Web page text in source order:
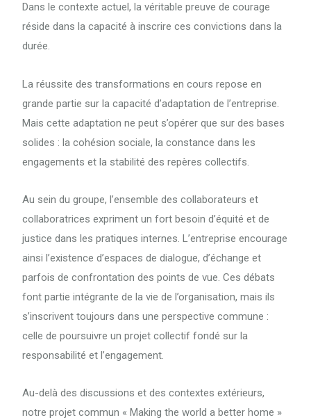
Dans le contexte actuel, la véritable preuve de courage
réside dans la capacité à inscrire ces convictions dans la
durée.
La réussite des transformations en cours repose en
grande partie sur la capacité d’adaptation de l’entreprise.
Mais cette adaptation ne peut s’opérer que sur des bases
solides : la cohésion sociale, la constance dans les
engagements et la stabilité des repères collectifs.
Au sein du groupe, l’ensemble des collaborateurs et
collaboratrices expriment un fort besoin d’équité et de
justice dans les pratiques internes. L’entreprise encourage
ainsi l’existence d’espaces de dialogue, d’échange et
parfois de confrontation des points de vue. Ces débats
font partie intégrante de la vie de l’organisation, mais ils
s’inscrivent toujours dans une perspective commune :
celle de poursuivre un projet collectif fondé sur la
responsabilité et l’engagement.
Au-delà des discussions et des contextes extérieurs,
notre projet commun « Making the world a better home »